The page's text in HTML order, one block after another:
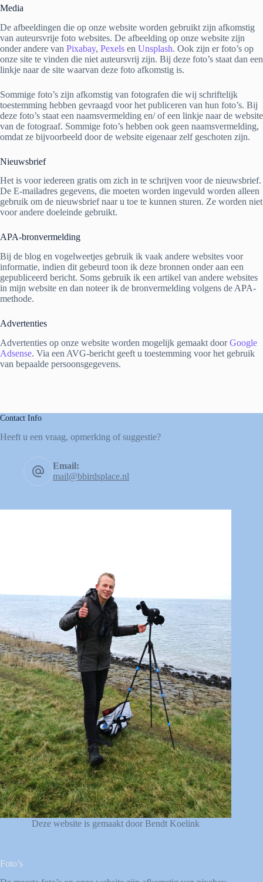
Media
De afbeeldingen die op onze website worden gebruikt zijn afkomstig
van auteursvrije foto websites. De afbeelding op onze website zijn
onder andere van Pixabay, Pexels en Unsplash. Ook zijn er foto’s op
onze site te vinden die niet auteursvrij zijn. Bij deze foto’s staat dan een
linkje naar de site waarvan deze foto afkomstig is.
Sommige foto’s zijn afkomstig van fotografen die wij schriftelijk
toestemming hebben gevraagd voor het publiceren van hun foto’s. Bij
deze foto’s staat een naamsvermelding en/ of een linkje naar de website
van de fotograaf. Sommige foto’s hebben ook geen naamsvermelding,
omdat ze bijvoorbeeld door de website eigenaar zelf geschoten zijn.
Nieuwsbrief
Het is voor iedereen gratis om zich in te schrijven voor de nieuwsbrief.
De E-mailadres gegevens, die moeten worden ingevuld worden alleen
gebruik om de nieuwsbrief naar u toe te kunnen sturen. Ze worden niet
voor andere doeleinde gebruikt.
APA-bronvermelding
Bij de blog en vogelweetjes gebruik ik vaak andere websites voor
informatie, indien dit gebeurd toon ik deze bronnen onder aan een
gepubliceerd bericht. Soms gebruik ik een artikel van andere websites
in mijn website en dan noteer ik de bronvermelding volgens de APA-
methode.
Advertenties
Advertenties op onze website worden mogelijk gemaakt doorGoogle
Adsense. Via een AVG-bericht geeft u toestemming voor het gebruik
van bepaalde persoonsgegevens.
Contact Info
Heeft u een vraag, opmerking of suggestie?
Email:
mail@bbirdsplace.nl
Deze website is gemaakt door Bendt Koelink
Foto’s